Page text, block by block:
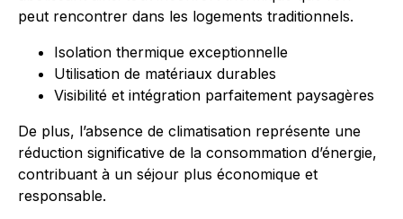
peut rencontrer dans les logements traditionnels.
Isolation thermique exceptionnelle
Utilisation de matériaux durables
Visibilité et intégration parfaitement paysagères
De plus, l’absence de climatisation représente une
réduction significative de la consommation d’énergie,
contribuant à un séjour plus économique et
responsable.